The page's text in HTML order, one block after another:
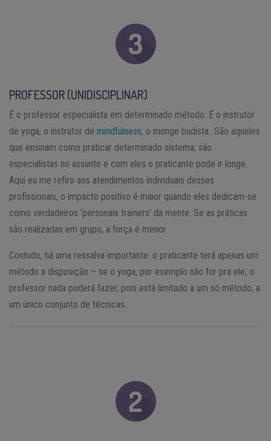
PROFESSOR (UNIDISCIPLINAR)
É o professor especialista em determinado método. É o instrutor
de yoga, o instrutor de mindfulness, o monge budista…São aqueles
que ensinam como praticar determinado sistema; são
especialistas no assunto e com eles o praticante pode ir longe.
Aqui eu me refiro aos atendimentos individuais desses
profissionais; o impacto positivo é maior quando eles dedicam-se
como verdadeiros ‘personais trainers’ da mente. Se as práticas
são realizadas em grupo, a força é menor.
Contudo, há uma ressalva importante: o praticante terá apenas um
método a disposição – se o yoga, por exemplo não for pra ele, o
professor nada poderá fazer, pois está limitado a um só método, a
um único conjunto de técnicas.